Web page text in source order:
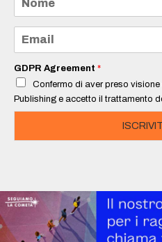
m
e
a
i
*
GDPR Agreement *
Confermo di aver preso
Publishing e accetto il trattamento